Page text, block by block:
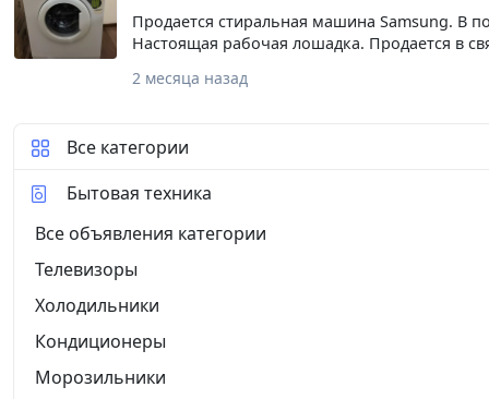
Продается стиральная машина Samsung. В
Настоящая рабочая лошадка. Продается в
2 месяца назад
Все категории
Бытовая техника
Все объявления категории
Телевизоры
Холодильники
Кондиционеры
Морозильники